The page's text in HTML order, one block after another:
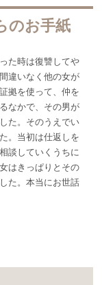
のお手紙
た時は復讐してや
違いなく他の女が
拠を使って、仲を
なかで、その男が
た。そのうえでい
。当初は仕返しを
談していくうちに
はきっぱりとその
た。本当にお世話